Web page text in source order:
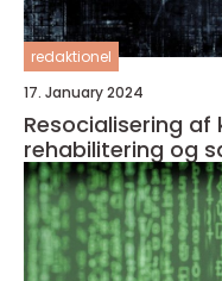
redaktionel
17. January 2024
Resocialisering af
rehabilitering og